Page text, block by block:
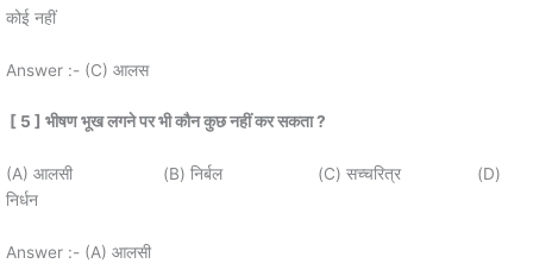
कोई नहीं
Answer :- (C) आलस
[ 5 ] भीषण भूख लगने पर भी कौन कुछ नहीं कर सकता?
(A) आलसी (B) निर्बल (C) सच्चरित्र (D)
निर्धन
Answer :- (A) आलसी